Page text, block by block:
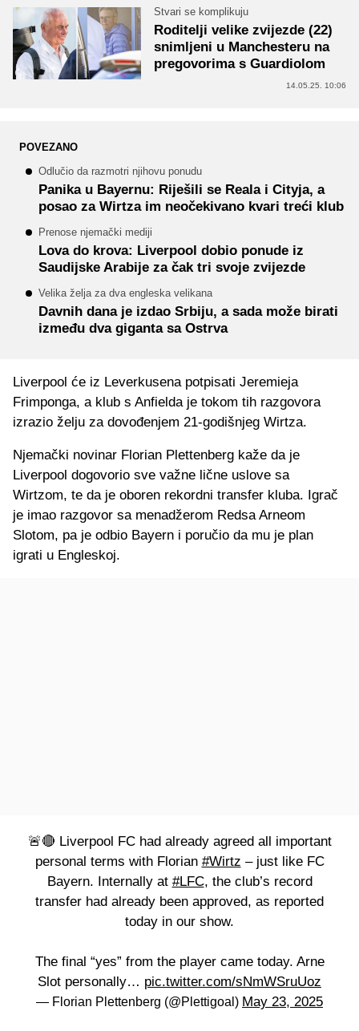
Stvari se komplikuju
Roditelji velike zvijezde (22)
snimljeni u Manchesteru na
pregovorima s Guardiolom
14.05.25. 10:06
POVEZANO
Odlučio da razmotri njihovu ponudu
Panika u Bayernu: Riješili se Reala i Cityja, a
posao za Wirtza im neočekivano kvari treći klub
Prenose njemački mediji
Lova do krova: Liverpool dobio ponude iz
Saudijske Arabije za čak tri svoje zvijezde
Velika želja za dva engleska velikana
Davnih dana je izdao Srbiju, a sada može birati
između dva giganta sa Ostrva
Liverpool će iz Leverkusena potpisati Jeremieja
Frimponga, a klub s Anfielda je tokom tih razgovora
izrazio želju za dovođenjem 21-godišnjeg Wirtza.
Njemački novinar Florian Plettenberg kaže da je
Liverpool dogovorio sve važne lične uslove sa
Wirtzom, te da je oboren rekordni transfer kluba. Igrač
je imao razgovor sa menadžerom Redsa Arneom
Slotom, pa je odbio Bayern i poručio da mu je plan
igrati u Engleskoj.
🚨🔴 Liverpool FC had already agreed all important
personal terms with Florian #Wirtz – just like FC
Bayern. Internally at #LFC, the club’s record
transfer had already been approved, as reported
today in our show.
The final “yes” from the player came today. Arne
Slot personally… pic.twitter.com/sNmWSruUoz
— Florian Plettenberg (@Plettigoal) May 23, 2025